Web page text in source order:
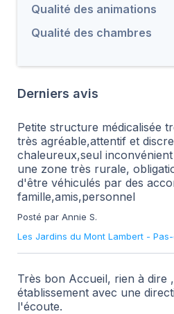
Qualité des animations
Qualité des chambres
Derniers avis
Petite structure médicalisée
très agréable,attentif et
chaleureux,seul
une zone très rurale,
d'être véhiculés par des
famille,amis,personnel
Posté par Annie S.
Les Jardins du Mont Lambert -
Très bon Accueil, rien à dire
établissement avec une
l'écoute.